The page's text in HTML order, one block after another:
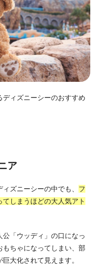
ィズニーシーのおすすめ
ア
ズニーシーの中でも、 フ
しまうほどの大人気アト
「ウッディ」の口になっ
もちゃになってしまい、部
大化されて見えます。